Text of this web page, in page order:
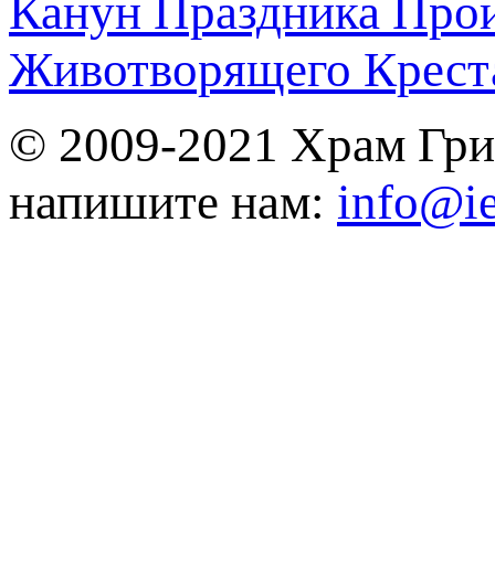
Канун Праздника
Животворящего
© 2009-2021 Храм
напишите нам: